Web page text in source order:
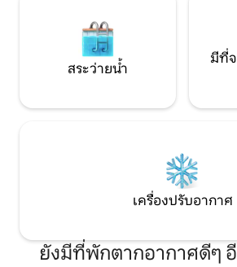
สระว่ายน้ำ
มีที่
เครื่องปรับอากาศ
ยังมีที่พักตากอากาศดีๆ